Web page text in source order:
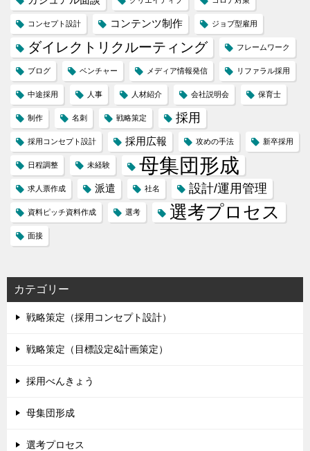
コンセプト設計 コンテンツ制作 ジョブ型雇用
ダイレクトリクルーティング フレームワーク
ブログ ベンチャー メディア情報発信 リファラル採用
中途採用 人事 人材紹介 会社説明会 保育士
制作 名刺 戦略策定 採用
採用コンセプト設計 採用広報 攻めの手法 新卒採用
日程調整 未経験 母集団形成
求人票作成 派遣 社名 設計/運用管理
資料ピッチ資料作成 選考 選考プロセス
面接
カテゴリー
戦略策定（採用コンセプト設計）
戦略策定（目標設定&計画策定）
採用べんきょう
母集団形成
選考プロセス